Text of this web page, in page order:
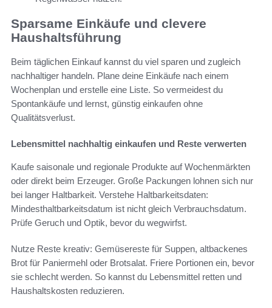
Sparsame Einkäufe und clevere
Haushaltsführung
Beim täglichen Einkauf kannst du viel sparen und zugleich
nachhaltiger handeln. Plane deine Einkäufe nach einem
Wochenplan und erstelle eine Liste. So vermeidest du
Spontankäufe und lernst, günstig einkaufen ohne
Qualitätsverlust.
Lebensmittel nachhaltig einkaufen und Reste verwerten
Kaufe saisonale und regionale Produkte auf Wochenmärkten
oder direkt beim Erzeuger. Große Packungen lohnen sich nur
bei langer Haltbarkeit. Verstehe Haltbarkeitsdaten:
Mindesthaltbarkeitsdatum ist nicht gleich Verbrauchsdatum.
Prüfe Geruch und Optik, bevor du wegwirfst.
Nutze Reste kreativ: Gemüsereste für Suppen, altbackenes
Brot für Paniermehl oder Brotsalat. Friere Portionen ein, bevor
sie schlecht werden. So kannst du Lebensmittel retten und
Haushaltskosten reduzieren.